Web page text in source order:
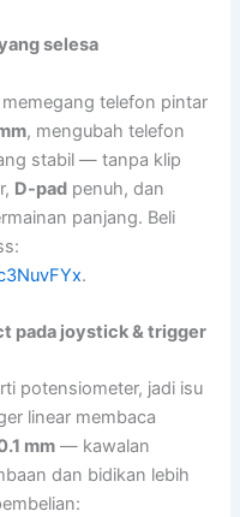
selesa
telefon pintar
, mengubah telefon
stabil — tanpa klip
D-pad penuh, dan
panjang. Beli
.
pada joystick & trigger
potensiometer, jadi isu
linear membaca
mm — kawalan
dan bidikan lebih